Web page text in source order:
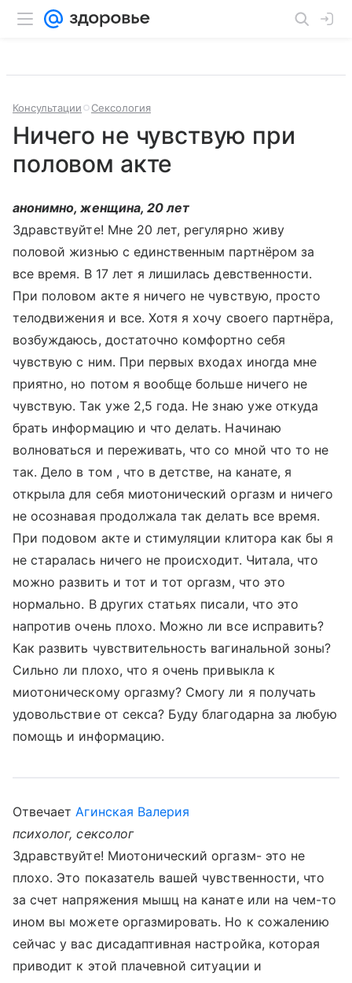
Консультации Сексология
Ничего не чувствую при
половом акте
анонимно, женщина, 20 лет
Здравствуйте! Мне 20 лет, регулярно живу
половой жизнью с единственным партнёром за
все время. В 17 лет я лишилась девственности.
При половом акте я ничего не чувствую, просто
телодвижения и все. Хотя я хочу своего партнёра,
возбуждаюсь, достаточно комфортно себя
чувствую с ним. При первых входах иногда мне
приятно, но потом я вообще больше ничего не
чувствую. Так уже 2,5 года. Не знаю уже откуда
брать информацию и что делать. Начинаю
волноваться и переживать, что со мной что то не
так. Дело в том , что в детстве, на канате, я
открыла для себя миотонический оргазм и ничего
не осознавая продолжала так делать все время.
При подовом акте и стимуляции клитора как бы я
не старалась ничего не происходит. Читала, что
можно развить и тот и тот оргазм, что это
нормально. В других статьях писали, что это
напротив очень плохо. Можно ли все исправить?
Как развить чувствительность вагинальной зоны?
Сильно ли плохо, что я очень привыкла к
миотоническому оргазму? Смогу ли я получать
удовольствие от секса? Буду благодарна за любую
помощь и информацию.
ОтвечаетАгинская Валерия
психолог, сексолог
Здравствуйте! Миотонический оргазм- это не
плохо. Это показатель вашей чувственности, что
за счет напряжения мышц на канате или на чем-то
ином вы можете оргазмировать. Но к сожалению
сейчас у вас дисадаптивная настройка, которая
приводит к этой плачевной ситуации и